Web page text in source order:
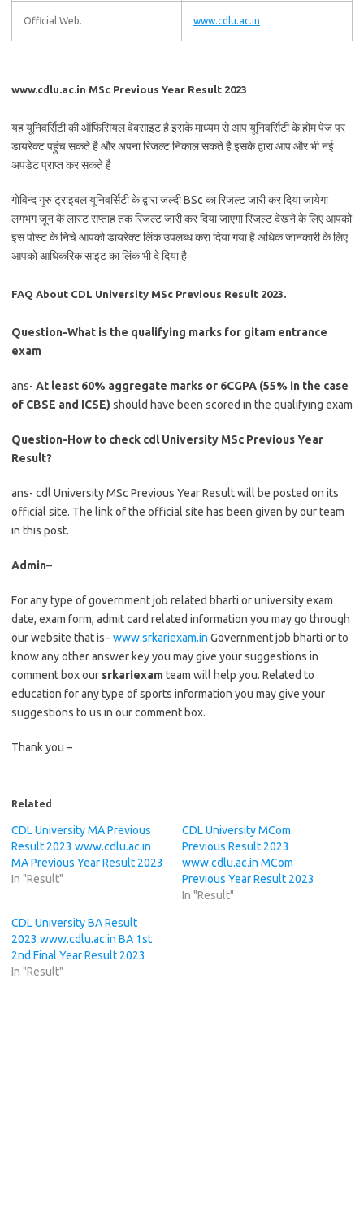
Official Web. www.cdlu.ac.in
www.cdlu.ac.in MSc Previous Year Result 2023
यह यूनिवर्सिटी की ऑफिसियल वेबसाइट है इसके माध्यम से आप यूनिवर्सिटी के होम पेज पर
डायरेक्ट पहुंच सकते है और अपना रिजल्ट निकाल सकते है इसके द्वारा आप और भी नई
अपडेट प्राप्त कर सकते है
गोविन्द गुरु ट्राइबल यूनिवर्सिटी के द्वारा जल्दी BSc का रिजल्ट जारी कर दिया जायेगा
लगभग जून के लास्ट सप्ताह तक रिजल्ट जारी कर दिया जाएगा रिजल्ट देखने के लिए आपको
इस पोस्ट के निचे आपको डायरेक्ट लिंक उपलब्ध करा दिया गया है अधिक जानकारी के लिए
आपको आधिकरिक साइट का लिंक भी दे दिया है
FAQ About CDL University MSc Previous Result 2023.
Question-What is the qualifying marks for gitam entrance
exam
ans- At least 60% aggregate marks or 6CGPA (55% in the case
of CBSE and ICSE) should have been scored in the qualifying exam
Question-How to check cdl University MSc Previous Year
Result?
ans- cdl University MSc Previous Year Result will be posted on its
official site. The link of the official site has been given by our team
in this post.
Admin–
For any type of government job related bharti or university exam
date, exam form, admit card related information you may go through
our website that is–www.srkariexam.in Government job bharti or to
know any other answer key you may give your suggestions in
comment box our srkariexamteam will help you. Related to
education for any type of sports information you may give your
suggestions to us in our comment box.
Thank you –
Related
CDL University MA Previous
Result 2023 www.cdlu.ac.in
MA Previous Year Result 2023
In "Result"
CDL University MCom
Previous Result 2023
www.cdlu.ac.in MCom
Previous Year Result 2023
In "Result"
CDL University BA Result
2023 www.cdlu.ac.in BA 1st
2nd Final Year Result 2023
In "Result"